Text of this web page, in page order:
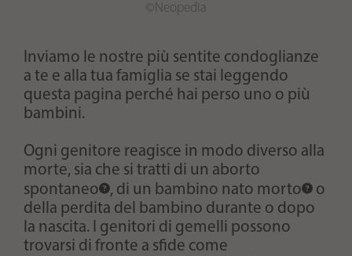
©Neopedia
Inviamo le nostre più sentite condoglianze
a te e alla tua famiglia se stai leggendo
questa pagina perché hai perso uno o più
bambini.
Ogni genitore reagisce in modo diverso alla
morte, sia che si tratti di un aborto
spontaneo
, di un bambino nato morto
o
della perdita del bambino durante o dopo
la nascita. I genitori di gemelli possono
trovarsi di fronte a sfide come